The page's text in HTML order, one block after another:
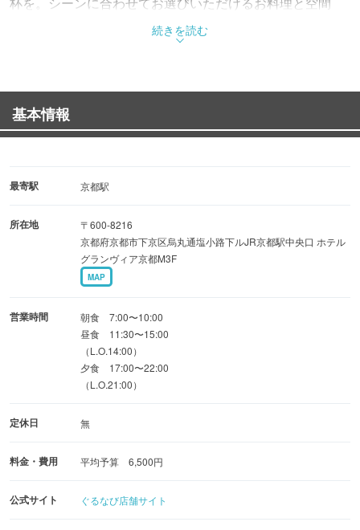
で、特別なひとときをお過ごしください。
町家を思わせる落ち着いた空間で、京都ならではの食材と
季節を愛でる京和食を。京の季節と匠の技が織りなす彩り
豊かな会席料理をご提供します。
【上質な個室空間】
個室空間。お祝い・お顔合わせを含む個室専用プランもご
用意しております。
続きを読む
基本情報
最寄駅 京都駅
所在地
〒600-8216
京都府京都市下京区烏丸通塩小路下ルJR京都駅中央口 ホテル
グランヴィア京都M3F
MAP
営業時間
朝食 7:00〜10:00
昼食 11:30〜15:00
（L.O.14:00）
夕食 17:00〜22:00
（L.O.21:00）
定休日 無
料金・費用 平均予算 6,500円
公式サイト ぐるなび店舗サイト